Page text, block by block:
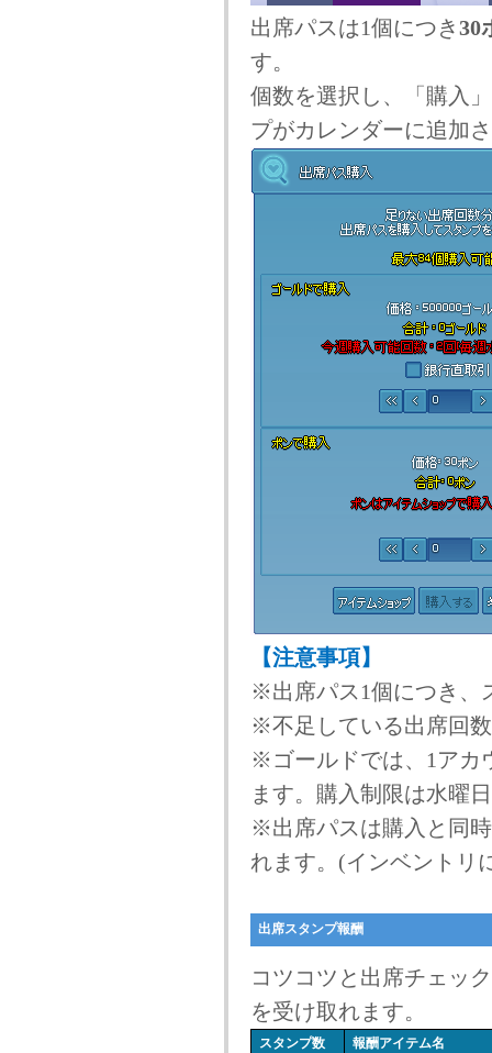
出席パスは1個につき30
す。
個数を選択し、「購入
プがカレンダーに追加
【注意事項】
※出席パス1個につき、
※不足している出席回
※ゴールドでは、1アカ
ます。購入制限は水曜
※出席パスは購入と同
れます。(インベントリ
出席スタンプ報酬
コツコツと出席チェッ
を受け取れます。
スタンプ数 報酬アイテム名